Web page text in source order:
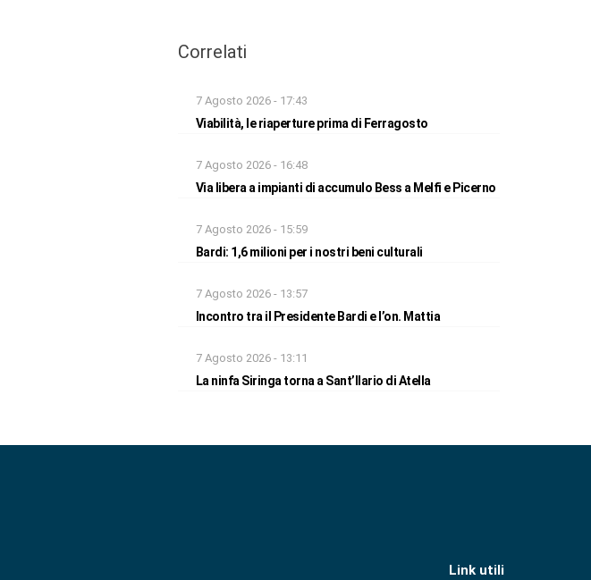
Correlati
7 Agosto 2026 - 17:43
Viabilità, le riaperture prima di Ferragosto
7 Agosto 2026 - 16:48
Via libera a impianti di accumulo Bess a Melfi e Picerno
7 Agosto 2026 - 15:59
Bardi: 1,6 milioni per i nostri beni culturali
7 Agosto 2026 - 13:57
Incontro tra il Presidente Bardi e l’on. Mattia
7 Agosto 2026 - 13:11
La ninfa Siringa torna a Sant’Ilario di Atella
Link utili